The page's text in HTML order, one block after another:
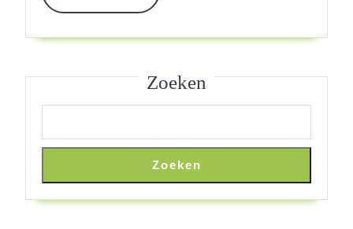
MORE
Zoeken
Zoeken